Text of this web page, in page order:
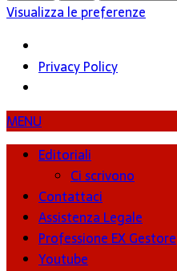
Visualizza le preferenze
Privacy Policy
MENU
Editoriali
Ci scrivono
Contattaci
Assistenza Legale
Professione EX Gestore
Youtube